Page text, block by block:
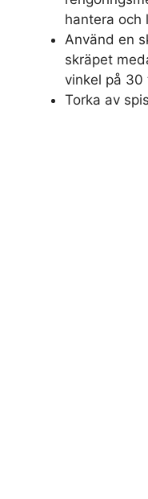
hantera och
Använd en
skräpet
vinkel på 30
Torka av